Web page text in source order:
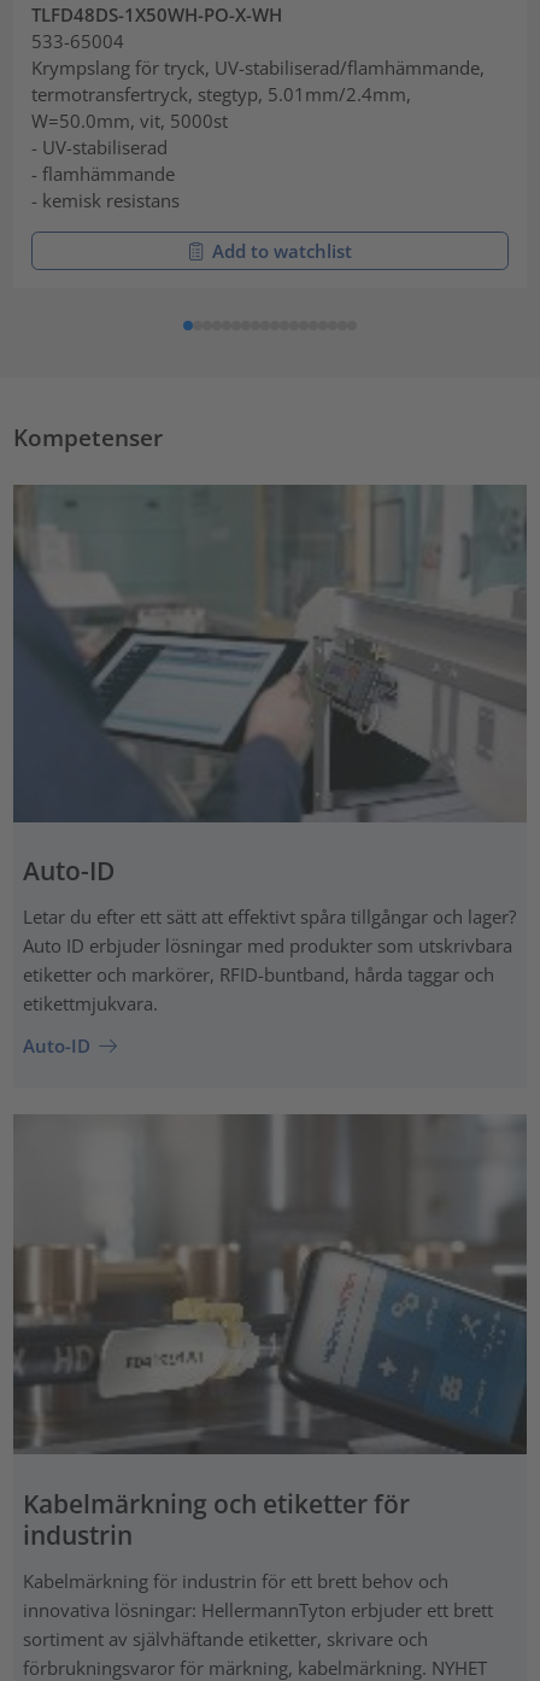
TLFD48DS-1X50WH-PO-X-WH
533-65004
Krympslang för tryck, UV-stabiliserad/flamhämmande,
termotransfertryck, stegtyp, 5.01mm/2.4mm,
W=50.0mm, vit, 5000st
- UV-stabiliserad
- flamhämmande
- kemisk resistans
Add to watchlist
Kompetenser
Auto-ID
Letar du efter ett sätt att effektivt spåra tillgångar och lager?
Auto ID erbjuder lösningar med produkter som utskrivbara
etiketter och markörer, RFID-buntband, hårda taggar och
etikettmjukvara.
Auto-ID
Kabelmärkning och etiketter för
industrin
Kabelmärkning för industrin för ett brett behov och
innovativa lösningar: HellermannTyton erbjuder ett brett
sortiment av självhäftande etiketter, skrivare och
förbrukningsvaror för märkning, kabelmärkning. NYHET